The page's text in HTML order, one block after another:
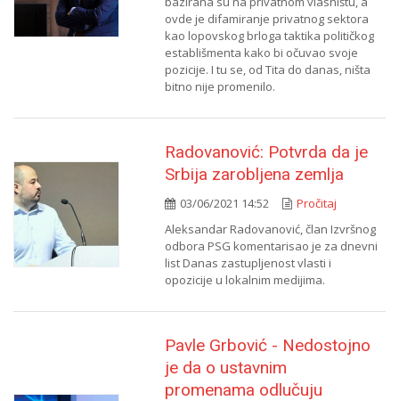
ovde je difamiranje privatnog sektora
kao lopovskog brloga taktika političkog
establišmenta kako bi očuvao svoje
pozicije. I tu se, od Tita do danas, ništa
bitno nije promenilo.
Radovanović: Potvrda da je
Srbija zarobljena zemlja
03/06/2021 14:52
Pročitaj
Aleksandar Radovanović, član Izvršnog
odbora PSG komentarisao je za dnevni
list Danas zastupljenost vlasti i
opozicije u lokalnim medijima.
Pavle Grbović - Nedostojno
je da o ustavnim
promenama odlučuju